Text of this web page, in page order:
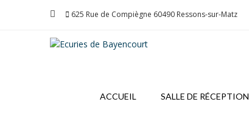
625 Rue de Compiègne 60490 Ressons-sur-Matz
ACCUEIL SALLE DE RÉCEPTION